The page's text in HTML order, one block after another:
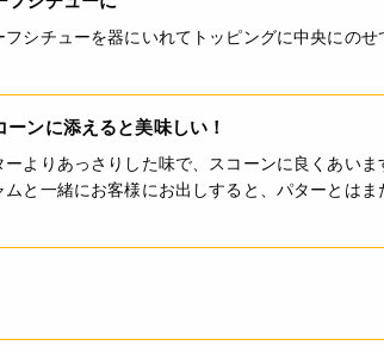
フシチューを器にいれてトッピングに中央にのせ
ーンに添えると美味しい！
ーよりあっさりした味で、スコーンに良くあいま
ムと一緒にお客様にお出しすると、パターとはま